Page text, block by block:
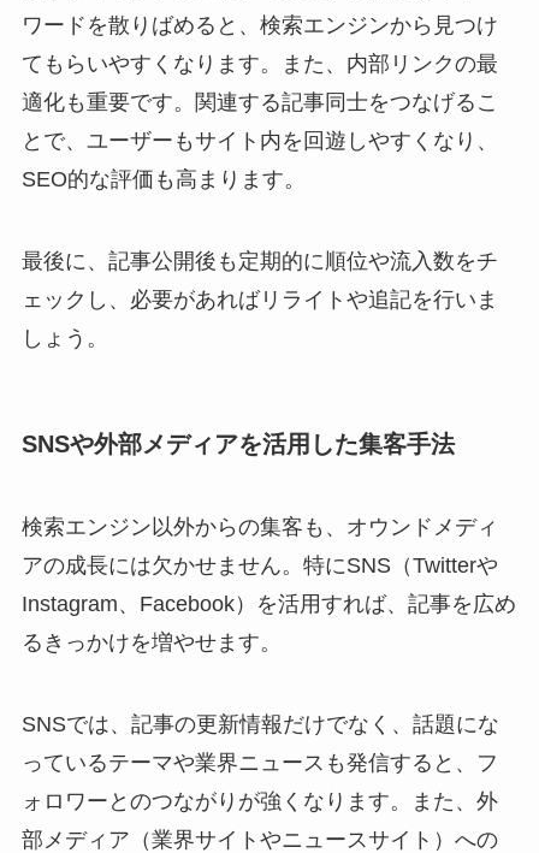
ワードを散りばめると、検索エンジンから見つけ
てもらいやすくなります。また、内部リンクの最
適化も重要です。関連する記事同士をつなげるこ
とで、ユーザーもサイト内を回遊しやすくなり、
SEO的な評価も高まります。
最後に、記事公開後も定期的に順位や流入数をチ
ェックし、必要があればリライトや追記を行いま
しょう。
SNSや外部メディアを活用した集客手法
検索エンジン以外からの集客も、オウンドメディ
アの成長には欠かせません。特にSNS（Twitterや
Instagram、Facebook）を活用すれば、記事を広め
るきっかけを増やせます。
SNSでは、記事の更新情報だけでなく、話題にな
っているテーマや業界ニュースも発信すると、フ
ォロワーとのつながりが強くなります。また、外
部メディア（業界サイトやニュースサイト）への